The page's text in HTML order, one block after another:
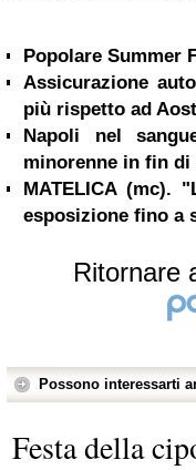
Popolare Summer
Assicurazione
più rispetto ad
Napoli nel
minorenne in fin di
MATELICA (mc).
esposizione fino a
Ritornare
Possono interessarti
Festa della